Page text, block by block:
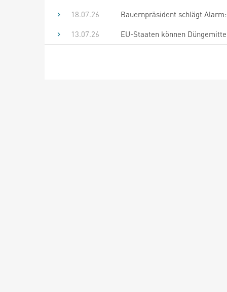
18.07.26
Bauernpräsident schlägt
13.07.26
EU-Staaten können